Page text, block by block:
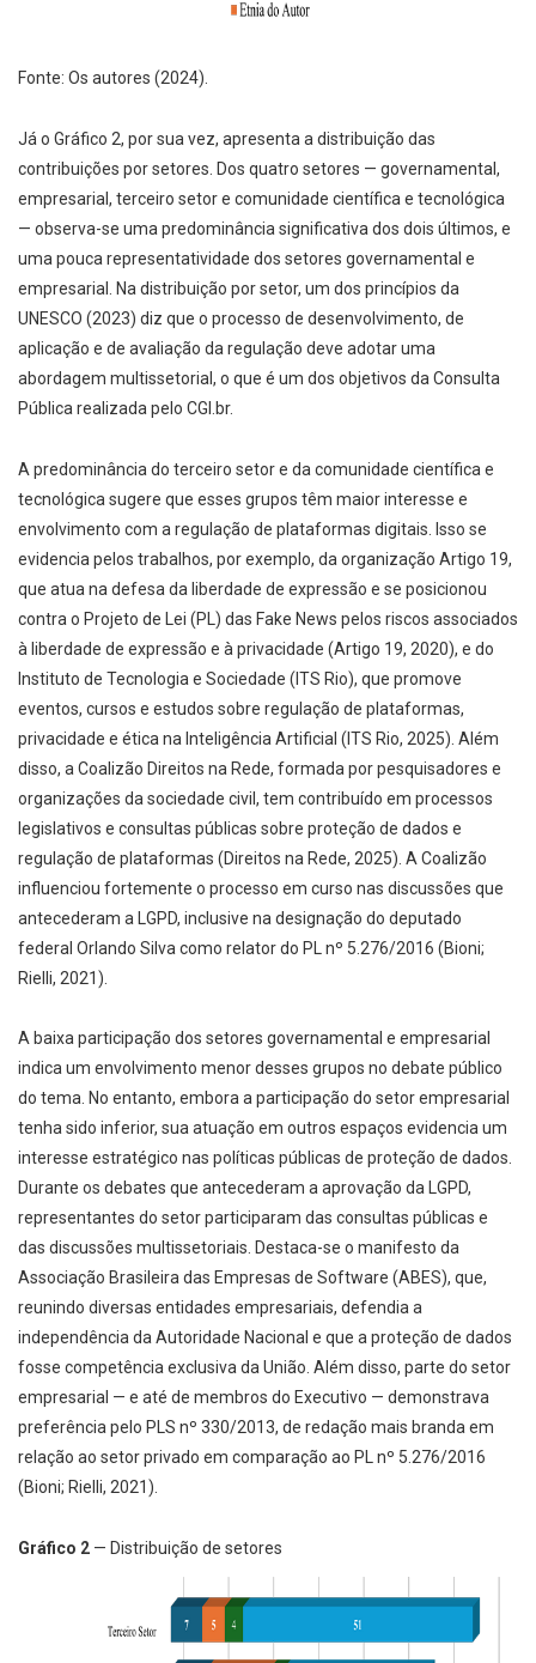
Fonte: Os autores (2024).
Já o Gráfico 2, por sua vez, apresenta a distribuição das
contribuições por setores. Dos quatro setores — governamental,
empresarial, terceiro setor e comunidade científica e tecnológica
— observa-se uma predominância significativa dos dois últimos, e
uma pouca representatividade dos setores governamental e
empresarial. Na distribuição por setor, um dos princípios da
UNESCO (2023) diz que o processo de desenvolvimento, de
aplicação e de avaliação da regulação deve adotar uma
abordagem multissetorial, o que é um dos objetivos da Consulta
Pública realizada pelo CGI.br.
A predominância do terceiro setor e da comunidade científica e
tecnológica sugere que esses grupos têm maior interesse e
envolvimento com a regulação de plataformas digitais. Isso se
evidencia pelos trabalhos, por exemplo, da organização Artigo 19,
que atua na defesa da liberdade de expressão e se posicionou
contra o Projeto de Lei (PL) das Fake News pelos riscos associados
à liberdade de expressão e à privacidade (Artigo 19, 2020), e do
Instituto de Tecnologia e Sociedade (ITS Rio), que promove
eventos, cursos e estudos sobre regulação de plataformas,
privacidade e ética na Inteligência Artificial (ITS Rio, 2025). Além
disso, a Coalizão Direitos na Rede, formada por pesquisadores e
organizações da sociedade civil, tem contribuído em processos
legislativos e consultas públicas sobre proteção de dados e
regulação de plataformas (Direitos na Rede, 2025). A Coalizão
influenciou fortemente o processo em curso nas discussões que
antecederam a LGPD, inclusive na designação do deputado
federal Orlando Silva como relator do PL nº 5.276/2016 (Bioni;
Rielli, 2021).
A baixa participação dos setores governamental e empresarial
indica um envolvimento menor desses grupos no debate público
do tema. No entanto, embora a participação do setor empresarial
tenha sido inferior, sua atuação em outros espaços evidencia um
interesse estratégico nas políticas públicas de proteção de dados.
Durante os debates que antecederam a aprovação da LGPD,
representantes do setor participaram das consultas públicas e
das discussões multissetoriais. Destaca-se o manifesto da
Associação Brasileira das Empresas de Software (ABES), que,
reunindo diversas entidades empresariais, defendia a
independência da Autoridade Nacional e que a proteção de dados
fosse competência exclusiva da União. Além disso, parte do setor
empresarial — e até de membros do Executivo — demonstrava
preferência pelo PLS nº 330/2013, de redação mais branda em
relação ao setor privado em comparação ao PL nº 5.276/2016
(Bioni; Rielli, 2021).
Gráfico 2 — Distribuição de setores